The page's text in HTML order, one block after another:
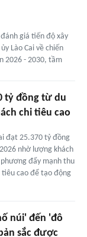
giá tiến độ xây
Lào Cai về chiến
2026 - 2030, tầm
tỷ đồng từ du
chi tiêu cao
đạt 25.370 tỷ đồng
nhờ lượng khách
đẩy mạnh thu
tiêu cao để tạo động
núi' đến 'đô
sắc được